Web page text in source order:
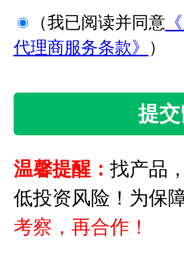
（我已阅读并同意
代理商服务条款》
）
温馨提醒： 找产品
低投资风险！为保
考察，再合作！